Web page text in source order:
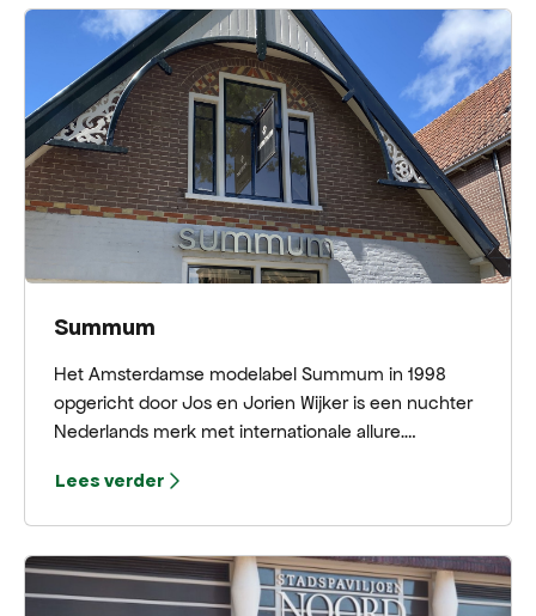
kunstenaarsboeken. Dankzij nauwe contacten met
kunstenaars en bezoeken aan beurzen voor het
bibliofiele boek is er bovendien een mooi aanbod
van recente en bijzondere uitgaven.
Summum
Het Amsterdamse modelabel Summum in 1998
opgericht door Jos en Jorien Wijker is een nuchter
Nederlands merk met internationale allure.
koers, met goed zittende kleding van kwalitatief
zien. Trendgevoelig, maar mét tijdloze klassiekers,
plus een trefzekere pasvorm voor Hollandse billen.
Lees verder